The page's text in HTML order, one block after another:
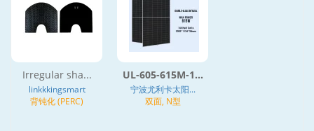
Irregular sha...
linkkkingsmart
背钝化 (PERC)
UL-605-615M-1...
宁波尤利卡太阳...
双面, N型